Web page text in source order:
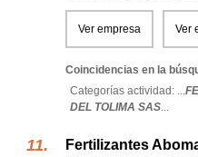
Ver empresa Ver
Coincidencias en la
Categorías actividad: ...
DEL TOLIMA SAS...
Fertilizantes